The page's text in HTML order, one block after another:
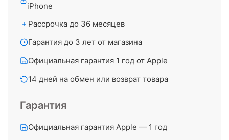
iPhone
Рассрочка до 36 месяцев
Гарантия до 3 лет от магазина
Официальная гарантия 1 год от Apple
14 дней на обмен или возврат товара
Гарантия
Официальная гарантия Apple — 1 год